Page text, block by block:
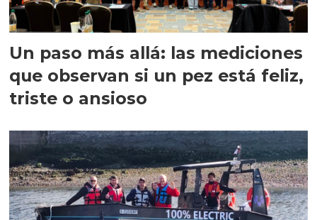
Un paso más allá: las mediciones
que observan si un pez está feliz,
triste o ansioso